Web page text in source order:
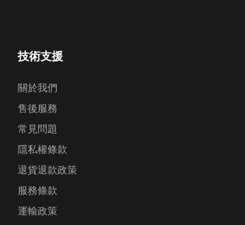
技術支援
關於我們
售後服務
常見問題
隱私權條款
退貨退款政策
服務條款
運輸政策